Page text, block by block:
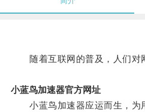
随着互联网的普及，人们对
小蓝鸟加速器官方网址
小蓝鸟加速器应运而生，为